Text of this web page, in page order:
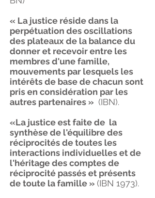
« La justice réside dans la
perpétuation des oscillations
des plateaux de la balance du
donner et recevoir entre les
membres d'une famille,
mouvements par lesquels les
intérêts de base de chacun sont
pris en considération par les
autres partenaires » (IBN).
«La justice est faite de la
synthèse de l'équilibre des
réciprocités de toutes les
interactions individuelles et de
l'héritage des comptes de
réciprocité passés et présents
de toute la famille » (IBN 1973).